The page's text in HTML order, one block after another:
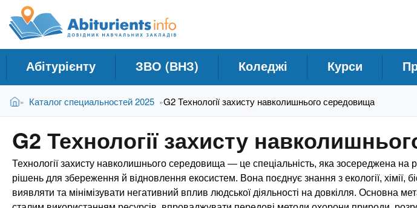
е
и
A
b
i
t
u
r
о
в
н
и
Н
а
в
ч
Абітурієнту ЗВО (ВНЗ) Коледжі Курси
В
т
Головна
» Каталог специальностей 2025 »G2 Технології захисту навколишнього середовища
G2 Технології захисту
Технології захисту навколишнього середовища — це спеціальність, яка зосереджена на
рішень для збереження й відновлення екосистем. Вона поєднує знання з екології, хімії,
виявляти та мінімізувати негативний вплив людської діяльності на довкілля. Основна